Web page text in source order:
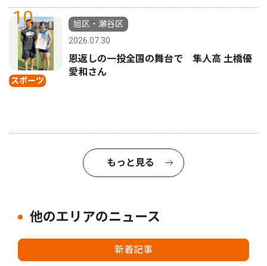
10
スポーツ
旭区・瀬谷区
2026.07.30
恩返しの一投全国の舞台で 隼人高 土橋優
愛和さん
もっと見る
他のエリアのニュース
新着記事